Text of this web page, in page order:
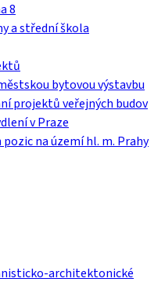
8
a střední škola
bytovou výstavbu
projektů veřejných budov
v Praze
na území hl. m. Prahy
architektonické